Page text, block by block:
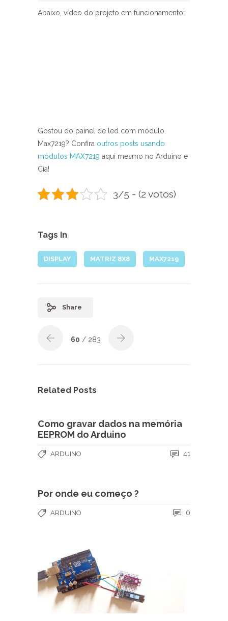
Abaixo, vídeo do projeto em funcionamento:
Gostou do painel de led com módulo
Max7219? Confira outros posts usando
módulos MAX7219 aqui mesmo no Arduino e
Cia!
3/5 - (2 votos)
Tags In
DISPLAY MATRIZ 8X8 MAX7219
Share
60 / 283
Related Posts
Como gravar dados na memória
EEPROM do Arduino
ARDUINO 41
Por onde eu começo ?
ARDUINO 0